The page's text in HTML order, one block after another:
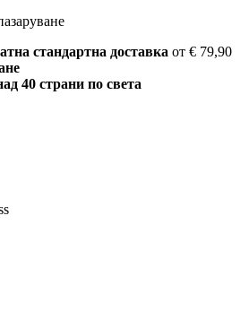
стандартна доставка от € 79,90
40 страни по света